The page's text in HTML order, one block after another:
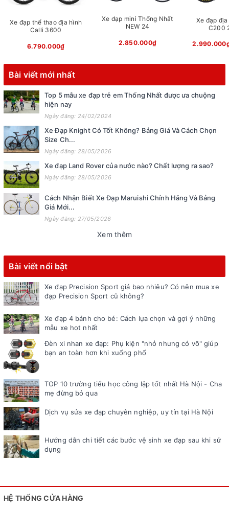
Xe đạp thể thao địa hình
Calli 3600
6.790.000₫
Xe đạp mini Thống Nhất
NEW 24
2.850.000₫
Xe đạp
C200
Bài viết mới nhất
Top 5 mẫu xe đạp trẻ em Thống Nhất được ưa chuộng
hiện nay
Ngày đăng: 24/02/2024
Xe Đạp Knight Có Tốt Không? Bảng Giá Và Cách Chọn
Size Ch...
Ngày đăng: 28/05/2026
Xe đạp Land Rover của nước nào? Chất lượng ra sao?
Ngày đăng: 28/05/2026
Cách Nhận Biết Xe Đạp Maruishi Chính Hãng Và Bảng
Giá Mới...
Ngày đăng: 27/05/2026
Xem thêm
Bài viết nổi bật
Xe đạp Precision Sport giá bao nhiêu? Có nên mua xe
đạp Precision Sport cũ không?
Xe đạp 4 bánh cho bé: Cách lựa chọn và gợi ý những
mẫu xe hot nhất
Đèn xi nhan xe đạp: Phụ kiện "nhỏ nhưng có võ" giúp
bạn an toàn hơn khi xuống phố
TOP 10 trường tiểu học công lập tốt nhất Hà Nội - Cha
mẹ đừng bỏ qua
Dịch vụ sửa xe đạp chuyên nghiệp, uy tín tại Hà Nội
Hướng dẫn chi tiết các bước vệ sinh xe đạp sau khi sử
dụng
HỆ THỐNG CỬA HÀNG